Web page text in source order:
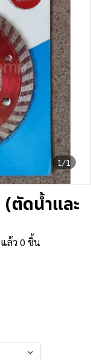
1/1
ตัดน้ำและ
ล้ว 0 ชิ้น